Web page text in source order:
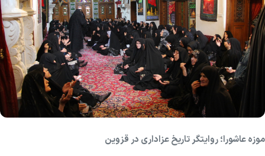
موزه عاشورا؛ روایتگر تاریخ عزاداری در قزوین